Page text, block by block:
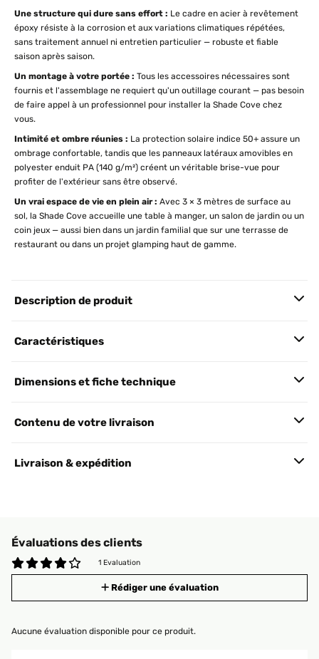
Une structure qui dure sans effort : Le cadre en acier à revêtement
époxy résiste à la corrosion et aux variations climatiques répétées,
sans traitement annuel ni entretien particulier — robuste et fiable
saison après saison.
Un montage à votre portée : Tous les accessoires nécessaires sont
fournis et l'assemblage ne requiert qu'un outillage courant — pas besoin
de faire appel à un professionnel pour installer la Shade Cove chez
vous.
Intimité et ombre réunies : La protection solaire indice 50+ assure un
ombrage confortable, tandis que les panneaux latéraux amovibles en
polyester enduit PA (140 g/m²) créent un véritable brise-vue pour
profiter de l'extérieur sans être observé.
Un vrai espace de vie en plein air : Avec 3 × 3 mètres de surface au
sol, la Shade Cove accueille une table à manger, un salon de jardin ou un
coin jeux — aussi bien dans un jardin familial que sur une terrasse de
restaurant ou dans un projet glamping haut de gamme.
Description de produit
Caractéristiques
Dimensions et fiche technique
Contenu de votre livraison
Livraison & expédition
Évaluations des clients
1 Evaluation
Rédiger une évaluation
Aucune évaluation disponible pour ce produit.